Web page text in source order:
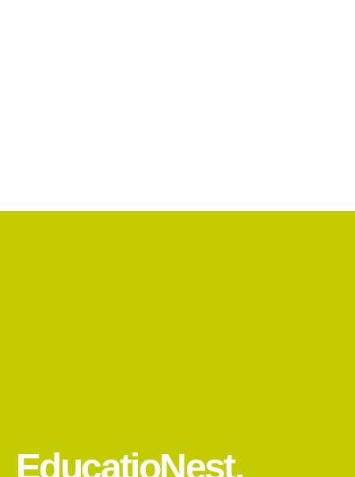
EducatioNest,